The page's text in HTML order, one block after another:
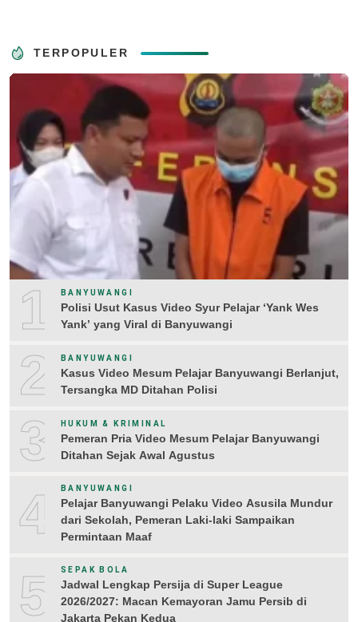
TERPOPULER
1 BANYUWANGI
Polisi Usut Kasus Video Syur Pelajar ‘Yank Wes
Yank’ yang Viral di Banyuwangi
2 BANYUWANGI
Kasus Video Mesum Pelajar Banyuwangi Berlanjut,
Tersangka MD Ditahan Polisi
3 HUKUM & KRIMINAL
Pemeran Pria Video Mesum Pelajar Banyuwangi
Ditahan Sejak Awal Agustus
4 BANYUWANGI
Pelajar Banyuwangi Pelaku Video Asusila Mundur
dari Sekolah, Pemeran Laki-laki Sampaikan
Permintaan Maaf
5 SEPAK BOLA
Jadwal Lengkap Persija di Super League
2026/2027: Macan Kemayoran Jamu Persib di
Jakarta Pekan Kedua